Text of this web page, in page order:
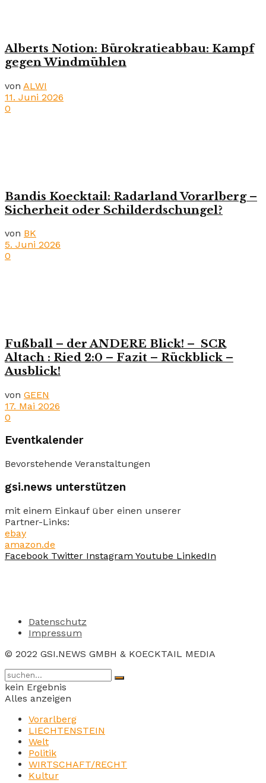
Alberts Notion: Bürokratieabbau: Kampf
gegen Windmühlen
von ALWI
11. Juni 2026
0
Bandis Koecktail: Radarland Vorarlberg –
Sicherheit oder Schilderdschungel?
von BK
5. Juni 2026
0
Fußball – der ANDERE Blick! – SCR
Altach : Ried 2:0 – Fazit – Rückblick –
Ausblick!
von GEEN
17. Mai 2026
0
Eventkalender
Bevorstehende Veranstaltungen
gsi.news unterstützen
mit einem Einkauf über einen unserer
Partner-Links:
ebay
amazon.de
Facebook Twitter Instagram Youtube LinkedIn
Datenschutz
Impressum
© 2022 GSI.NEWS GMBH & KOECKTAIL MEDIA
kein Ergebnis
Alles anzeigen
Vorarlberg
LIECHTENSTEIN
Welt
Politik
WIRTSCHAFT/RECHT
Kultur